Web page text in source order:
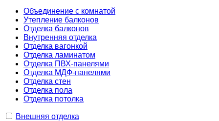
Объединение с комнатой
Утепление балконов
Отделка балконов
Внутренняя отделка
Отделка вагонкой
Отделка ламинатом
Отделка ПВХ-панелями
Отделка МДФ-панелями
Отделка стен
Отделка пола
Отделка потолка
Внешняя отделка